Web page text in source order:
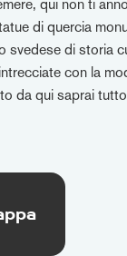
qui non ti
di quercia
svedese di storia
con la
da qui saprai